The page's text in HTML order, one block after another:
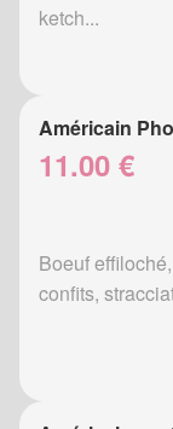
ketch...
Américain
11.00 €
Boeuf
confits,